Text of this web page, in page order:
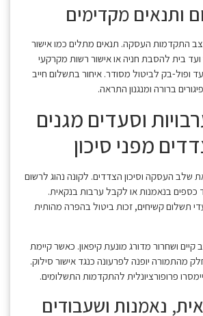
ותנאים מקדימים
התקדמות העסקה. תנאים מתלים כמו אישור
בית להסבת חניה או אישור רשות מקרקעי
ופול-בק לביטול מסודר. איחור בתשלום חייב
ברורה ומנגנון התראה.
וסעדים מגנים
מפני סיכון
שלב העסקה וסיכון הצדדים. לקונה נהוג לרשום
בנאמנות או לקבל ערבות בנקאית.
תשלום קשיחים, זכות ביטול בהפרה מהותית
ושחרור מדורג מונעת קיפאון. כאשר קיימת
מהתמורה יופנה לפרעונה כנגד אישור סילוק.
פרופורציונלית להתקדמות התשלומים.
נאמנות ושעבודים